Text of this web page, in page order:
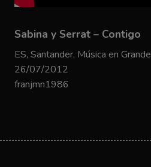
Sabina y Serrat – Contigo
ES, Santander, Música en Grande
26/07/2012
franjmn1986